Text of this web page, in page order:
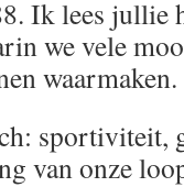
Ik lees jullie
we vele
waarmaken.
sportiviteit,
van onze